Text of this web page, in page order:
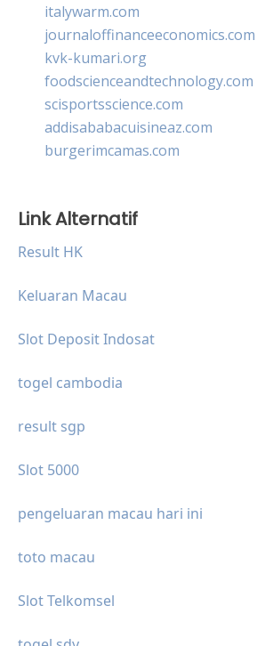
italywarm.com
journaloffinanceeconomics.com
kvk-kumari.org
foodscienceandtechnology.com
scisportsscience.com
addisababacuisineaz.com
burgerimcamas.com
Link Alternatif
Result HK
Keluaran Macau
Slot Deposit Indosat
togel cambodia
result sgp
Slot 5000
pengeluaran macau hari ini
toto macau
Slot Telkomsel